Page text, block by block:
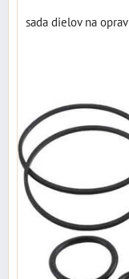
sada dielov na